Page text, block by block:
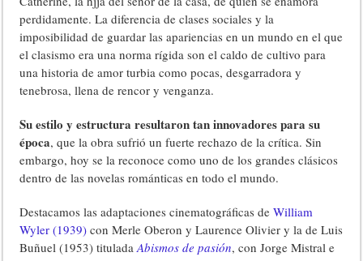
perdidamente. La diferencia de clases sociales y la
imposibilidad de guardar las apariencias en un mundo en el que
el clasismo era una norma rígida son el caldo de cultivo para
una historia de amor turbia como pocas, desgarradora y
tenebrosa, llena de rencor y venganza.
Su estilo y estructura resultaron tan innovadores para su
época, que la obra sufrió un fuerte rechazo de la crítica. Sin
embargo, hoy se la reconoce como uno de los grandes clásicos
dentro de las novelas románticas en todo el mundo.
Destacamos las adaptaciones cinematográficas deWilliam
Wyler (1939) con Merle Oberon y Laurence Olivier y la de Luis
Buñuel (1953) tituladaAbismos de pasión, con Jorge Mistral e